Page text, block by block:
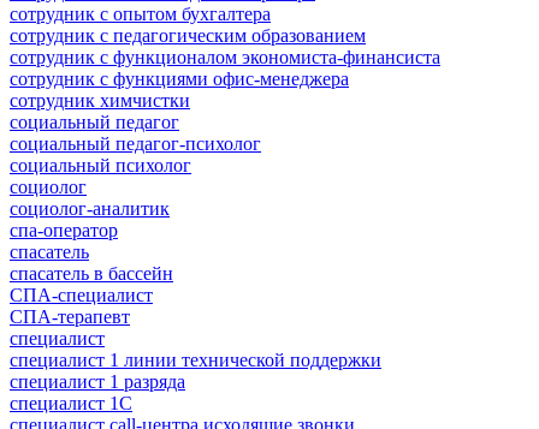
сотрудник с опытом бухгалтера
сотрудник с педагогическим образованием
сотрудник с функционалом экономиста-финансиста
сотрудник с функциями офис-менеджера
сотрудник химчистки
социальный педагог
социальный педагог-психолог
социальный психолог
социолог
социолог-аналитик
спа-оператор
спасатель
спасатель в бассейн
СПА-специалист
СПА-терапевт
специалист
специалист 1 линии технической поддержки
специалист 1 разряда
специалист 1С
специалист call-центра исходящие звонки